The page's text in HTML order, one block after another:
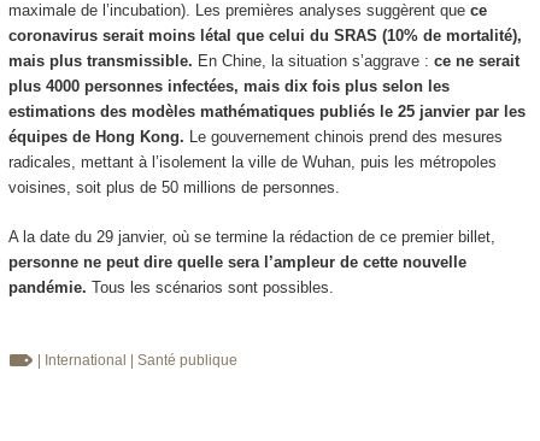
maximale de l’incubation). Les premières analyses suggèrent que ce
coronavirus serait moins létal que celui du SRAS (10% de mortalité),
mais plus transmissible. En Chine, la situation s’aggrave : ce ne serait
plus 4000 personnes infectées, mais dix fois plus selon les
estimations des modèles mathématiques publiés le 25 janvier par les
équipes de Hong Kong. Le gouvernement chinois prend des mesures
radicales, mettant à l’isolement la ville de Wuhan, puis les métropoles
voisines, soit plus de 50 millions de personnes.
A la date du 29 janvier, où se termine la rédaction de ce premier billet,
personne ne peut dire quelle sera l’ampleur de cette nouvelle
pandémie. Tous les scénarios sont possibles.
| International | Santé publique